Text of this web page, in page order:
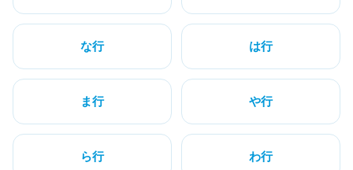
な行 は行
ま行 や行
ら行 わ行